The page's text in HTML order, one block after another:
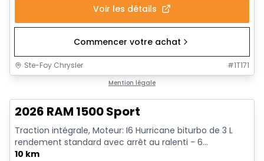
Voir les détails
Commencer votre achat
Ste-Foy Chrysler #1T171
Mention légale
2026 RAM 1500 Sport
Traction intégrale, Moteur: I6 Hurricane biturbo de 3 L
rendement standard avec arrêt au ralenti - 6...
10 km